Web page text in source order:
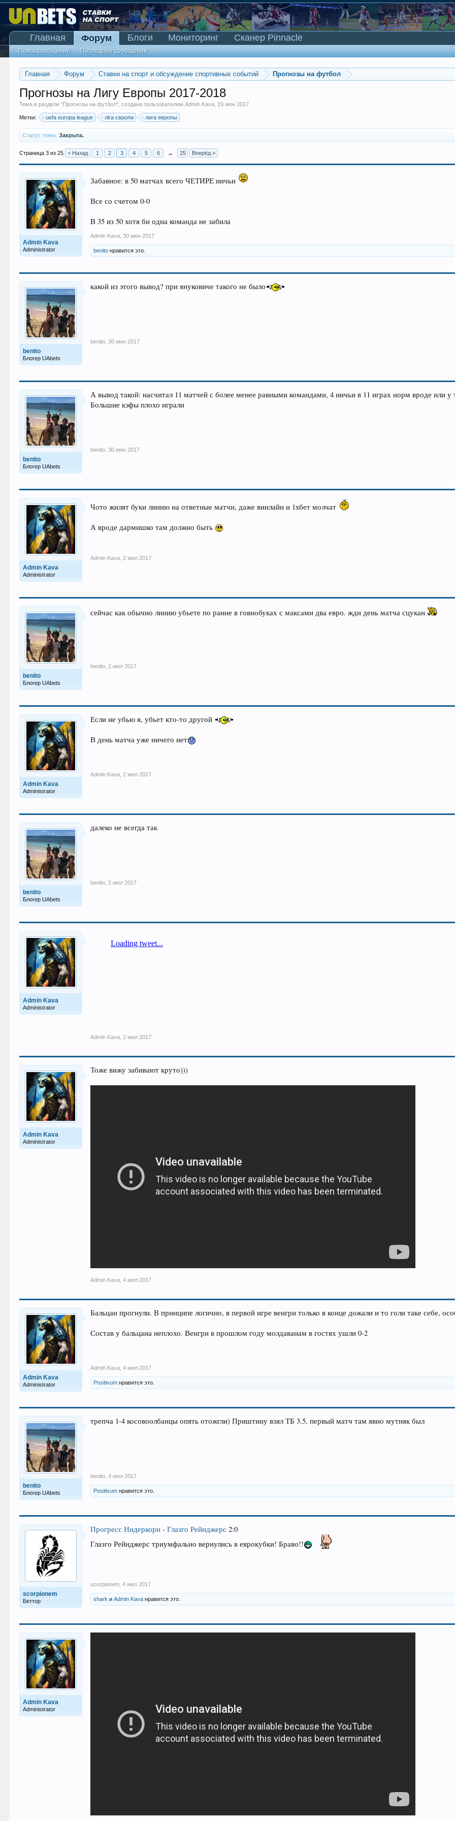
Главная Форум Ставки на спорт и обсуждение спортивных событий Прогнозы на футбол
Прогнозы на Лигу Европы 2017-2018
Тема в разделе "Прогнозы на футбол", создана пользователемAdmin Kava 19 июн 2017
Метки: uefa europa league ліга європи лига европы
Статус темы: Закрыта.
Страница 3 из 25 < Назад 1 2 3 4 5 6 → 25 Вперёд >
Admin Kava
Administrator
Забавное: в 50 матчах всего ЧЕТИРЕ ничьи
Все со счетом 0-0
В 35 из 50 хотя би одна команда не забила
Admin Kava 30 июн 2017
benito нравится это.
benito
Блогер UAbets
какой из этого вывод? при януковиче такого не было
benito 30 июн 2017
benito
Блогер UAbets
А вывод такой: насчитал 11 матчей с более менее равными командами, 4 ничьи в 11 играх норм вроде или
Большие кэфы плохо играли
benito 30 июн 2017
Admin Kava
Administrator
Чото жилят буки линию на ответные матчи, даже винлайн и 1хбет молчат
А вроде дармишко там должно быть
Admin Kava 2 июл 2017
benito
Блогер UAbets
сейчас как обычно линию убьете по ранне в говнобуках с максами два евро. жди день матча сцукан
benito 2 июл 2017
Admin Kava
Administrator
Если не убью я, убьет кто-то другой
В день матча уже ничего нет
Admin Kava 2 июл 2017
benito
Блогер UAbets
далеко не всегда так
benito 2 июл 2017
Admin Kava
Administrator
Admin Kava 2 июл 2017
Admin Kava
Administrator
Тоже вижу забивают круто)))
Admin Kava 4 июл 2017
Admin Kava
Administrator
Бальцан прогнули. В принципе логично, в первой игре венгри только в конце дожали и то голи таке себе,
Состав у бальцана неплохо. Венгри в прошлом году молдаванам в гостях ушли 0-2
Admin Kava 4 июл 2017
Positivum нравится это.
benito
Блогер UAbets
трепча 1-4 косовоолбанцы опять отожгли) Приштину взял ТБ 3.5, первый матч там явно мутняк был
benito 4 июл 2017
Positivum нравится это.
scorpionem
Беттор
Прогресс Нидеркорн -Глазго Рейнджерс 2:0
Глазго Рейнджерс триумфально вернулись в еврокубки! Браво!!
scorpionem 4 июл 2017
shark иAdmin Kava нравится это.
Admin Kava
Administrator
Главная Форум
Поиск сообщений Последние сообщения
Блоги Мониторинг Сканер Pinnacle